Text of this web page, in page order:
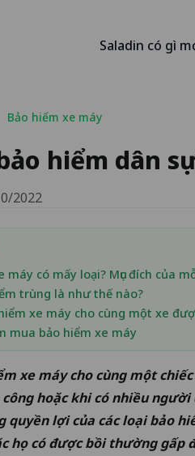
Saladin có gì
Bảo hiểm xe máy
hiểm dân
2022
máy có mấy loại? Mục đích của
trùng là như thế nào?
xe máy cho cùng một xe
mua bảo hiểm xe máy
xe máy cho cùng một
công hoặc khi có nhiều
quyền lợi của các loạibảo
họ có được bồi thường gấp